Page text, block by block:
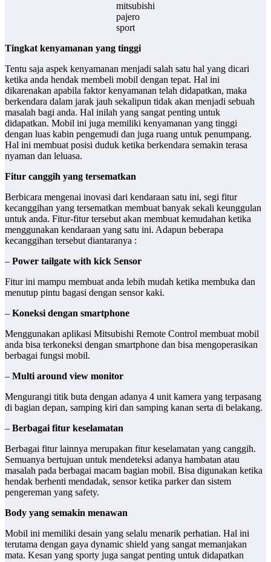
mitsubishi
pajero
sport
Tingkat kenyamanan yang tinggi
Tentu saja aspek kenyamanan menjadi salah satu hal yang dicari
ketika anda hendak membeli mobil dengan tepat. Hal ini
dikarenakan apabila faktor kenyamanan telah didapatkan, maka
berkendara dalam jarak jauh sekalipun tidak akan menjadi sebuah
masalah bagi anda. Hal inilah yang sangat penting untuk
didapatkan. Mobil ini juga memiliki kenyamanan yang tinggi
dengan luas kabin pengemudi dan juga ruang untuk penumpang.
Hal ini membuat posisi duduk ketika berkendara semakin terasa
nyaman dan leluasa.
Fitur canggih yang tersematkan
Berbicara mengenai inovasi dari kendaraan satu ini, segi fitur
kecanggihan yang tersematkan membuat banyak sekali keunggulan
untuk anda. Fitur-fitur tersebut akan membuat kemudahan ketika
menggunakan kendaraan yang satu ini. Adapun beberapa
kecanggihan tersebut diantaranya :
– Power tailgate with kick Sensor
Fitur ini mampu membuat anda lebih mudah ketika membuka dan
menutup pintu bagasi dengan sensor kaki.
– Koneksi dengan smartphone
Menggunakan aplikasi Mitsubishi Remote Control membuat mobil
anda bisa terkoneksi dengan smartphone dan bisa mengoperasikan
berbagai fungsi mobil.
– Multi around view monitor
Mengurangi titik buta dengan adanya 4 unit kamera yang terpasang
di bagian depan, samping kiri dan samping kanan serta di belakang.
– Berbagai fitur keselamatan
Berbagai fitur lainnya merupakan fitur keselamatan yang canggih.
Semuanya bertujuan untuk mendeteksi adanya hambatan atau
masalah pada berbagai macam bagian mobil. Bisa digunakan ketika
hendak berhenti mendadak, sensor ketika parker dan sistem
pengereman yang safety.
Body yang semakin menawan
Mobil ini memiliki desain yang selalu menarik perhatian. Hal ini
terutama dengan gaya dynamic shield yang sangat memanjakan
mata. Kesan yang sporty juga sangat penting untuk didapatkan